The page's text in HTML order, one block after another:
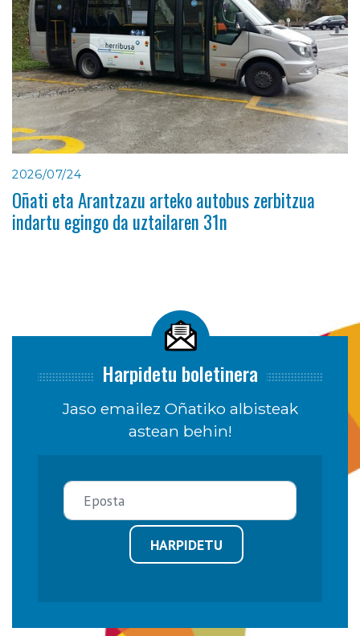
2026/07/24
Oñati eta Arantzazu arteko autobus zerbitzua
indartu egingo da uztailaren 31n
Harpidetu boletinera
Jaso emailez Oñatiko albisteak
astean behin!
HARPIDETU